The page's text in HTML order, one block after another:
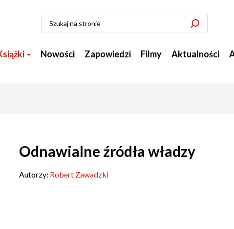
Nowości Zapowiedzi Filmy Aktualności
Odnawialne źródła władzy
Autorzy: Robert Zawadzki